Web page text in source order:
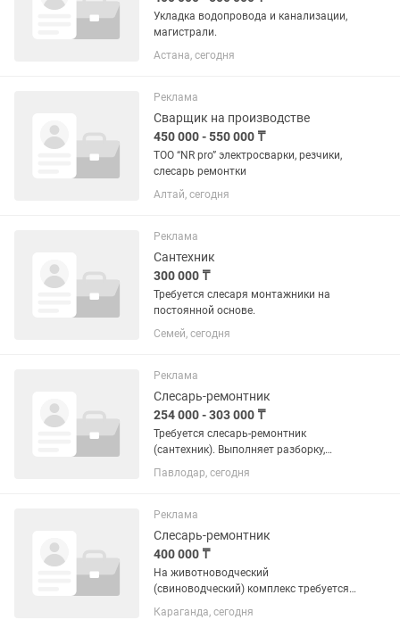
Укладка водопровода и канализации,
магистрали.
Астана, сегодня
Реклама
Сварщик на производстве
450 000 - 550 000 ₸
ТОО “NR pro” электросварки, резчики,
слесарь ремонтки
Алтай, сегодня
Реклама
Сантехник
300 000 ₸
Требуется слесаря монтажники на
постоянной основе.
Семей, сегодня
Реклама
Слесарь-ремонтник
254 000 - 303 000 ₸
Требуется слесарь-ремонтник
(сантехник). Выполняет разборку,
ремонт, сборку и испытание простых
узлов и механизмов оборудования,
оборудования, агрегатов и машин и...
Павлодар, сегодня
Реклама
Слесарь-ремонтник
400 000 ₸
На животноводческий
(свиноводческий) комплекс требуется
слесарь-ремонтник для обслуживания
оборудования и обеспечения
Караганда, сегодня